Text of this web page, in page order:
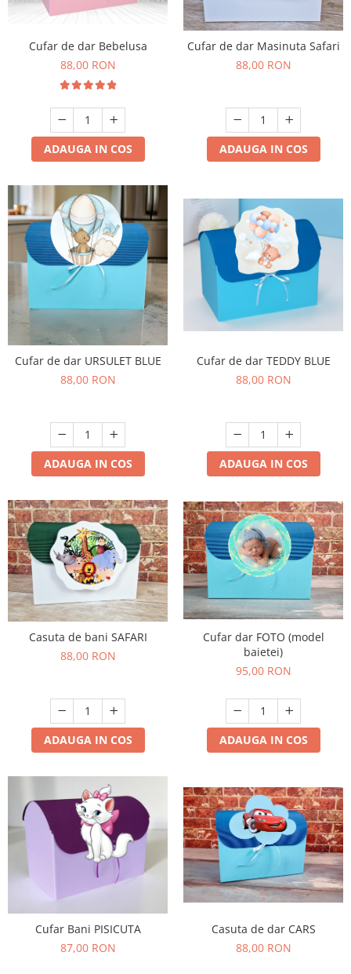
Meniuri & nr de BOTEZ
Plicuri si cartoane pentru INVITATII
TAVA pentru MOT
Cruciulite de BOTEZ
Invitatii BANCHET
Baloane & decoratiuni BOTEZ
Trusouri & Lumanari Botez
Pahare Miri & Nasi
Cocarde nunta
Inmormatare/pomana
Meniuri pentru NUNTA
Decoratiuni NUNTA
Cufar de dar Bebelusa
88,00 RON
ADAUGA IN COS
Cufar de dar Masinuta Safari
88,00 RON
ADAUGA IN COS
Cufar de dar URSULET BLUE
88,00 RON
ADAUGA IN COS
Cufar de dar TEDDY BLUE
88,00 RON
ADAUGA IN COS
Casuta de bani SAFARI
88,00 RON
ADAUGA IN COS
Cufar dar FOTO (model
baietei)
95,00 RON
ADAUGA IN COS
Cufar Bani PISICUTA
87,00 RON
Casuta de dar CARS
88,00 RON